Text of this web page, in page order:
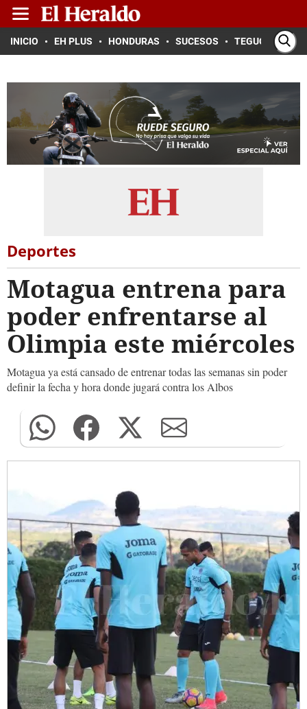
INICIO EH PLUS HONDURAS SUCESOS TEGUCIGALPA
Deportes
Motagua entrena para
poder enfrentarse al
Olimpia este miércoles
Motagua ya está cansado de entrenar todas las semanas sin poder
definir la fecha y hora donde jugará contra los Albos